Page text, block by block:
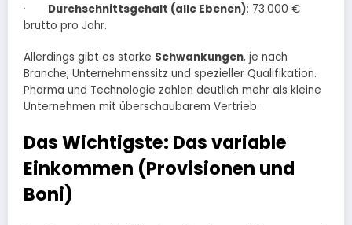
· Durchschnittsgehalt (alle Ebenen): 73.000 €
brutto pro Jahr.
Allerdings gibt es starke Schwankungen, je nach
Branche, Unternehmenssitz und spezieller Qualifikation.
Pharma und Technologie zahlen deutlich mehr als kleine
Unternehmen mit überschaubarem Vertrieb.
Das Wichtigste: Das variable
Einkommen (Provisionen und
Boni)